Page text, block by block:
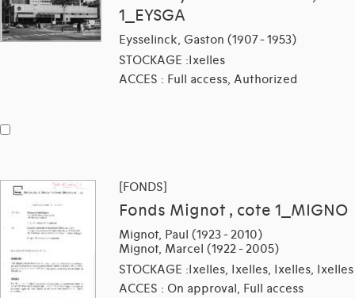
1_EYSGA
Eysselinck, Gaston (1907 - 1953)
STOCKAGE :Ixelles
ACCES : Full access, Authorized
[FONDS]
Fonds Mignot , cote 1_MIGNO
Mignot, Paul (1923 - 2010)
Mignot, Marcel (1922 - 2005)
STOCKAGE :Ixelles, Ixelles, Ixelles, Ixelles
ACCES : On approval, Full access